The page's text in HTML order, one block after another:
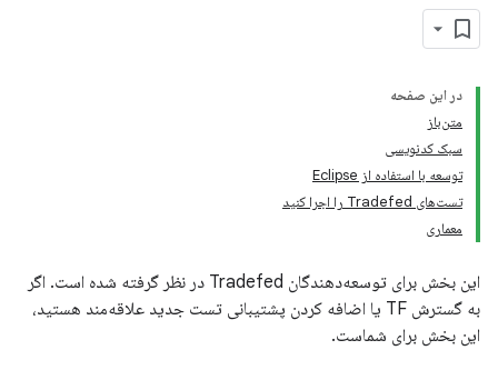
در این صفحه
متن‌باز
سبک کدنویسی
توسعه با استفاده از Eclipse
تست‌های Tradefed را اجرا کنید
معماری
این بخش برای توسعه‌دهندگان Tradefed در نظر گرفته شده است. اگر
به گسترش TF یا اضافه کردن پشتیبانی تست جدید علاقه‌مند هستید،
این بخش برای شماست.